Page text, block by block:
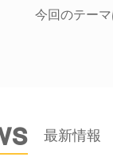
今回のテー
最新情報